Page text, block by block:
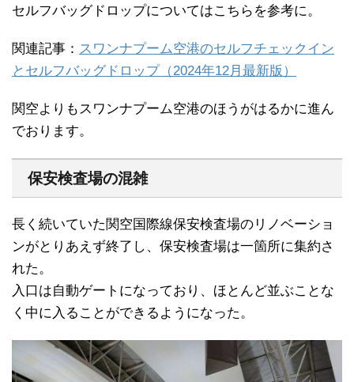
セルフバッグドロップについてはこちらを参考に。
関連記事： スワンナプーム空港のセルフチェックイン
とセルフバッグドロップ（2024年12月最新版）
関空よりもスワンナプーム空港のほうがはるかに進ん
でおります。
保安検査場の混雑
長く続いていた関空国際線保安検査場のリノベーショ
ンがとりあえず終了し、保安検査場は一箇所に集約さ
れた。
入口は自動ゲートになっており、ほとんど並ぶことな
く中に入ることができるようになった。